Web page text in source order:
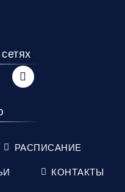
РАСПИСАНИЕ
КОНТАКТЫ